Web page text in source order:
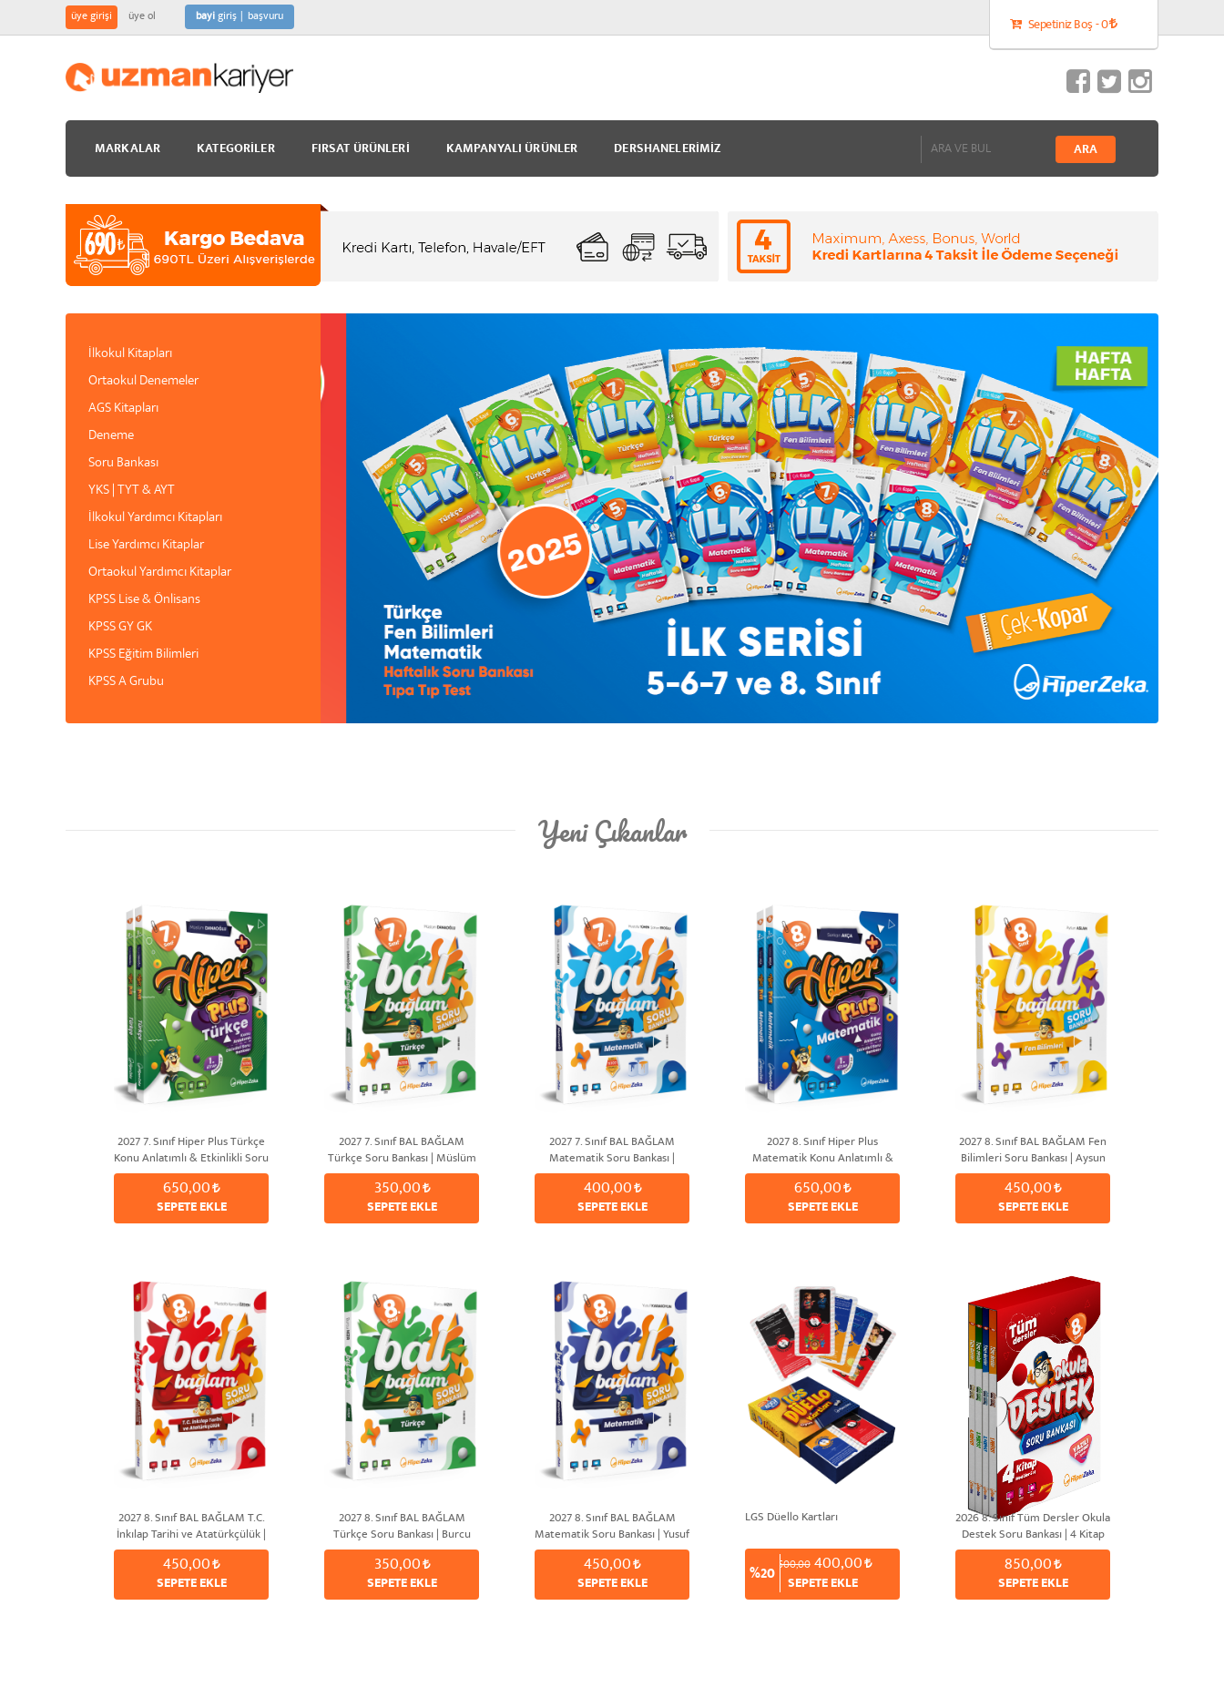
üye girişi üye ol bayigiriş başvuru Sepetiniz Boş - 0
MARKALAR KATEGORILER FIRSAT ÜRÜNLERI KAMPANYALI ÜRÜNLER DERSHANELERIMIZ
İlkokul Kitapları
Ortaokul Denemeler
AGS Kitapları
Deneme
Soru Bankası
YKS | TYT & AYT
İlkokul Yardımcı Kitapları
Lise Yardımcı Kitaplar
Ortaokul Yardımcı Kitaplar
KPSS Lise & Önlisans
KPSS GY GK
KPSS Eğitim Bilimleri
KPSS A Grubu
Yeni Çıkanlar
2027 7. Sınıf Hiper Plus Türkçe
Konu Anlatımlı & Etkinlikli Soru
Bankası | Müslüm DANAOĞLU
650,00
SEPETE EKLE
2027 7. Sınıf BAL BAĞLAM
Türkçe Soru Bankası | Müslüm
DANAOĞLU
350,00
SEPETE EKLE
2027 7. Sınıf BAL BAĞLAM
Matematik Soru Bankası |
Mustafa TÜMEN & Şahan
EROĞLU
400,00
SEPETE EKLE
2027 8. Sınıf Hiper Plus
Matematik Konu Anlatımlı &
Etkinlikli Soru Bankası | Serkan
AKÇA
650,00
SEPETE EKLE
2027 8. Sınıf BAL BAĞLAM Fen
Bilimleri Soru Bankası | Aysun
ARSLAN
450,00
SEPETE EKLE
2027 8. Sınıf BAL BAĞLAM T.C.
İnkılap Tarihi ve Atatürkçülük |
Mustafa Kemal ÖZDEN
450,00
SEPETE EKLE
2027 8. Sınıf BAL BAĞLAM
Türkçe Soru Bankası | Burcu
HIZIR
350,00
SEPETE EKLE
2027 8. Sınıf BAL BAĞLAM
Matematik Soru Bankası | Yusuf
KARAKOYUN
450,00
SEPETE EKLE
LGS Düello Kartları
%20 500,00 400,00
SEPETE EKLE
2026 8. Sınıf Tüm Dersler Okula
Destek Soru Bankası | 4 Kitap
Modüler Set
850,00
SEPETE EKLE